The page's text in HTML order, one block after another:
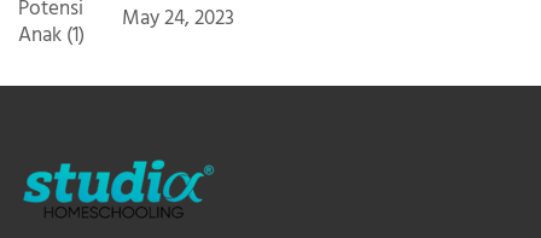
May 24, 2023